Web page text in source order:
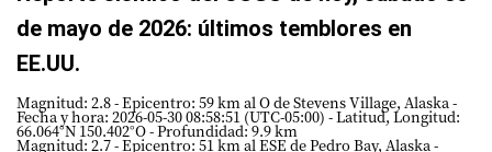
de mayo de 2026: últimos temblores en
EE.UU.
Magnitud: 2.8 - Epicentro: 59 km al O de Stevens Village, Alaska -
Fecha y hora: 2026-05-30 08:58:51 (UTC-05:00) - Latitud, Longitud:
66.064°N 150.402°O - Profundidad: 9.9 km
Magnitud: 2.7 - Epicentro: 51 km al ESE de Pedro Bay, Alaska -